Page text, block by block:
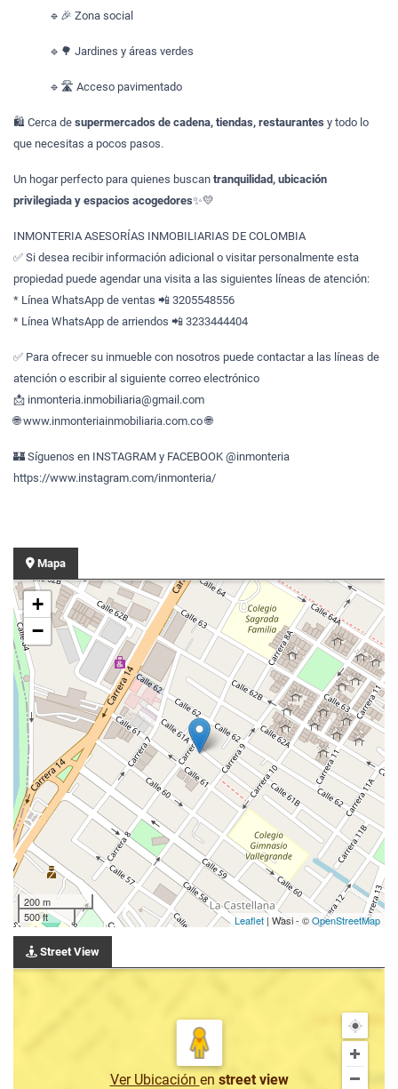
🔹🎉 Zona social
🔹🌳 Jardines y áreas verdes
🔹🛣️ Acceso pavimentado
🛍️ Cerca de supermercados de cadena, tiendas, restaurantes y todo lo
que necesitas a pocos pasos.
Un hogar perfecto para quienes buscan tranquilidad, ubicación
privilegiada y espacios acogedores✨💛
INMONTERIA ASESORÍAS INMOBILIARIAS DE COLOMBIA
✅ Si desea recibir información adicional o visitar personalmente esta
propiedad puede agendar una visita a las siguientes líneas de atención:
* Línea WhatsApp de ventas 📲 3205548556
* Línea WhatsApp de arriendos 📲 3233444404
✅ Para ofrecer su inmueble con nosotros puede contactar a las líneas de
atención o escribir al siguiente correo electrónico
📩 inmonteria.inmobiliaria@gmail.com
🌐 www.inmonteriainmobiliaria.com.co 🌐
🏰 Síguenos en INSTAGRAM y FACEBOOK @inmonteria
https://www.instagram.com/inmonteria/
Mapa
+
−
200 m
500 ft
Leaflet | Wasi - ©OpenStreetMap
Street View
Ver Ubicación en street view